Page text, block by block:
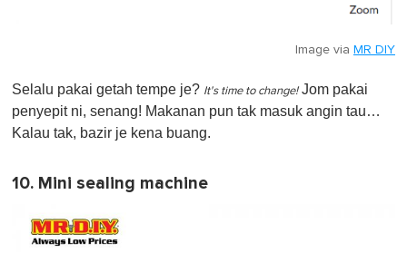
Image via MR DIY
Selalu pakai getah tempe je? It's time to change!Jom pakai
penyepit ni, senang! Makanan pun tak masuk angin tau…
Kalau tak, bazir je kena buang.
10. Mini sealing machine